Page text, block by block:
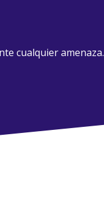
cualquier amenaza.